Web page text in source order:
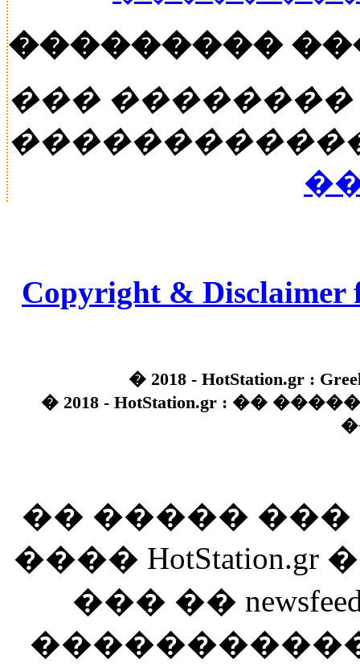
���������
���
Copyright & Disclaimer
� 2018 - HotStation.gr :
� 2018 - HotStation.gr : ��
�� �����
����
��� ��